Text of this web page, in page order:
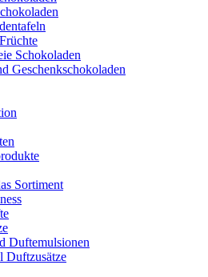
Schokoladen
Geschenkschokoladen
Sortiment
Duftemulsionen
Duftzusätze